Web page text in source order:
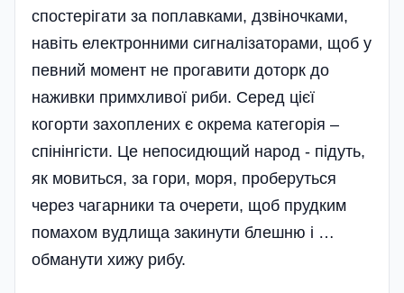
спостерігати за поплавками, дзвіночками,
навіть електронними сигналізаторами, щоб у
певний момент не прогавити доторк до
наживки примхливої риби. Серед цієї
когорти захоплених є окрема категорія –
спінінгісти. Це непосидющий народ - підуть,
як мовиться, за гори, моря, проберуться
через чагарники та очерети, щоб прудким
помахом вудлища закинути блешню і …
обманути хижу рибу.